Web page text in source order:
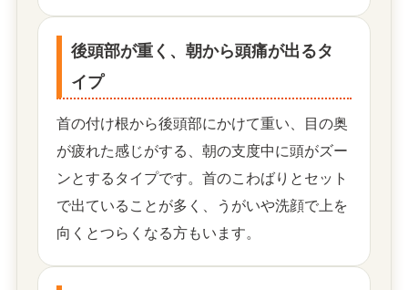
後頭部が重く、朝から頭痛が出るタ
イプ
首の付け根から後頭部にかけて重い、目の奥
が疲れた感じがする、朝の支度中に頭がズー
ンとするタイプです。首のこわばりとセット
で出ていることが多く、うがいや洗顔で上を
向くとつらくなる方もいます。